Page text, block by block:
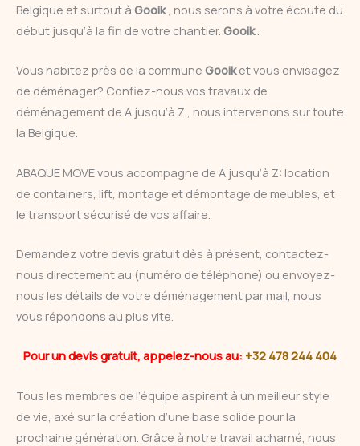
Belgique et surtout à Gooik , nous serons à votre écoute du
début jusqu’à la fin de votre chantier. Gooik
Vous habitez près de la commune Gooiket vous envisagez
de déménager? Confiez-nous vos travaux de
déménagement de A jusqu’à Z , nous intervenons sur toute
la Belgique.
ABAQUE MOVE vous accompagne de A jusqu’à Z: location
de containers, lift, montage et démontage de meubles, et
le transport sécurisé de vos affaire.
Demandez votre devis gratuit dès à présent, contactez-
nous directement au (numéro de téléphone) ou envoyez-
nous les détails de votre déménagement par mail, nous
vous répondons au plus vite.
Pour un devis gratuit, appelez-nous au: +32 478 244 404
Tous les membres de l’équipe aspirent à un meilleur style
de vie, axé sur la création d’une base solide pour la
prochaine génération. Grâce à notre travail acharné, nous